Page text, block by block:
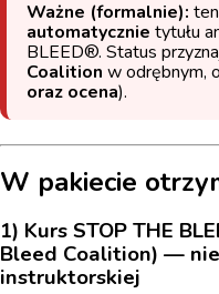
Ważne (formalnie):
automatycznie tytułu
BLEED®. Status
Coalition w odrębnym,
oraz ocena).
W pakiecie
1) Kurs STOP THE
Bleed Coalition) —
instruktorskiej